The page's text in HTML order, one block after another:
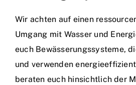
Wir achten auf einen
Umgang mit Wasser und
euch Bewässerungssysteme,
und verwenden
beraten euch hinsichtlich der